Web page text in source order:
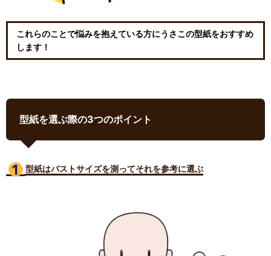
これらのことで悩みを抱えている方にうさこの型紙をおすすめ
します！
型紙を選ぶ際の3つのポイント
型紙はバストサイズを測ってそれを参考に選ぶ